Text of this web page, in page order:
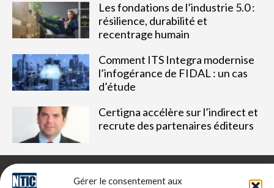
Gérer le consentement aux
Les fondations de l’industrie 5.0 :
résilience, durabilité et
recentrage humain
Comment ITS Integra modernise
l’infogérance de FIDAL : un cas
d’étude
Certigna accélère sur l’indirect et
recrute des partenaires éditeurs